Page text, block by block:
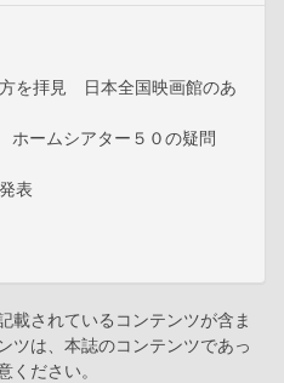
を拝見 日本全国映画館のあ
ームシアター５０の疑問
表
載されているコンテンツが含ま
ツは、本誌のコンテンツであっ
ください。